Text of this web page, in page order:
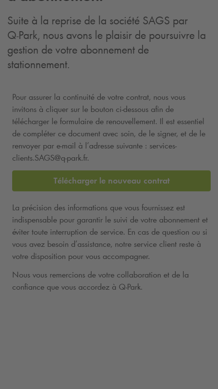
Suite à la reprise de la société SAGS par
Q-Park, nous avons le plaisir de poursuivre la
gestion de votre abonnement de
stationnement.
Pour assurer la continuité de votre contrat, nous vous
invitons à cliquer sur le bouton ci-dessous afin de
télécharger le formulaire de renouvellement. Il est essentiel
de compléter ce document avec soin, de le signer, et de le
renvoyer par e-mail à l’adresse suivante : services-
clients.SAGS@q-park.fr.
Télécharger le nouveau contrat
La précision des informations que vous fournissez est
indispensable pour garantir le suivi de votre abonnement et
éviter toute interruption de service. En cas de question ou si
vous avez besoin d’assistance, notre service client reste à
votre disposition pour vous accompagner.
Nous vous remercions de votre collaboration et de la
confiance que vous accordez à Q-Park.